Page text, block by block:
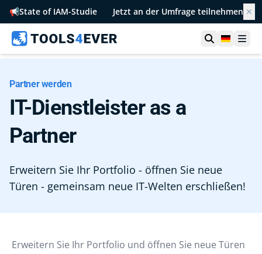
📢State of IAM-Studie Jetzt an der Umfrage teilnehmen ✕
Suche
Partner werden
IT-Dienstleister as a
Partner
Erweitern Sie Ihr Portfolio - öffnen Sie neue
Türen - gemeinsam neue IT-Welten erschließen!
Erweitern Sie Ihr Portfolio und öffnen Sie neue Türen